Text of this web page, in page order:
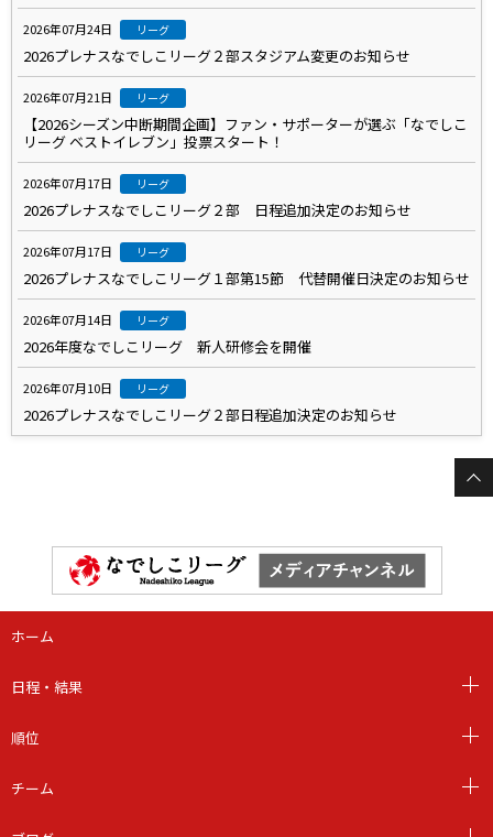
2026年07月24日 リーグ
2026プレナスなでしこリーグ２部スタジアム変更のお知らせ
2026年07月21日 リーグ
【2026シーズン中断期間企画】ファン・サポーターが選ぶ「なでしこ
リーグ ベストイレブン」投票スタート！
2026年07月17日 リーグ
2026プレナスなでしこリーグ２部 日程追加決定のお知らせ
2026年07月17日 リーグ
2026プレナスなでしこリーグ１部第15節 代替開催日決定のお知らせ
2026年07月14日 リーグ
2026年度なでしこリーグ 新人研修会を開催
2026年07月10日 リーグ
2026プレナスなでしこリーグ２部日程追加決定のお知らせ
ホーム
日程・結果
順位
チーム